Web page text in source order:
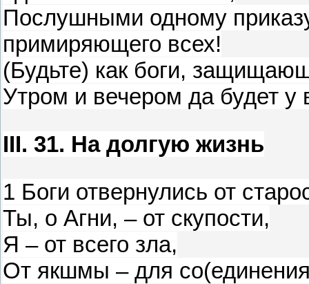
Послушными одному
примиряющего всех!
(Будьте) как боги,
Утром и вечером да будет у
III. 31. На долгую жизнь
1 Боги отвернулись от
Ты, о Агни, – от скупости,
Я – от всего зла,
От якшмы – для